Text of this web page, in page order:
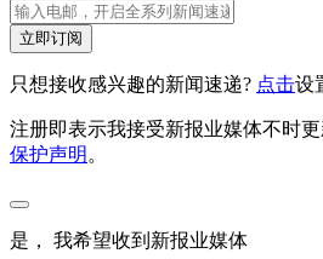
立即订阅
只想接收感兴趣的新闻速递? 点击设
注册即表示我接受新报业媒体不时
保护声明 。
是， 我希望收到新报业媒体